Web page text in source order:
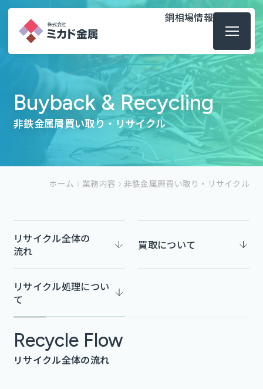
銅相場情報
Buyback & Recycling
非鉄金属屑買い取り・リサイクル
ホーム 業務内容 非鉄金属屑買い取り・リサイクル
リサイクル全体の
流れ
買取について
リサイクル処理につい
て
Recycle Flow
リサイクル全体の流れ